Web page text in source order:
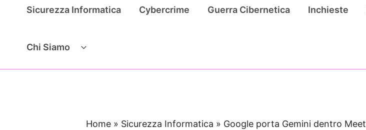
Sicurezza Informatica Cybercrime Guerra Cibernetica Inchieste
Chi Siamo
Home » Sicurezza Informatica » Google porta Gemini dentro Meet